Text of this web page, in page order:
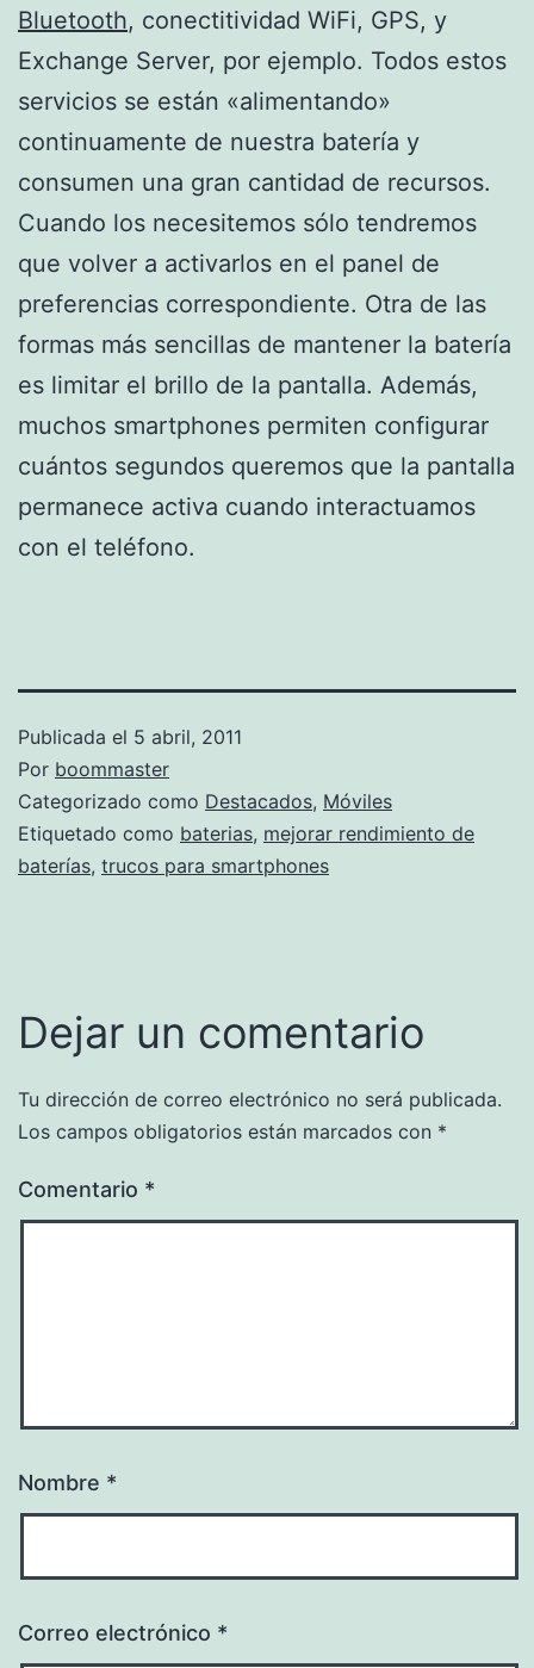
Bluetooth, conectitividad WiFi, GPS, y
Exchange Server, por ejemplo. Todos estos
servicios se están «alimentando»
continuamente de nuestra batería y
consumen una gran cantidad de recursos.
Cuando los necesitemos sólo tendremos
que volver a activarlos en el panel de
preferencias correspondiente. Otra de las
formas más sencillas de mantener la batería
es limitar el brillo de la pantalla. Además,
muchos smartphones permiten configurar
cuántos segundos queremos que la pantalla
permanece activa cuando interactuamos
con el teléfono.
Publicada el 5 abril, 2011
Por boommaster
Categorizado como Destacados, Móviles
Etiquetado como baterias, mejorar rendimiento de
baterías, trucos para smartphones
Dejar un comentario
Tu dirección de correo electrónico no será publicada.
Los campos obligatorios están marcados con *
Comentario *
Nombre *
Correo electrónico *